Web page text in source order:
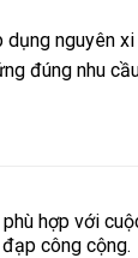
nguyên
đúng nhu
hợp với
công cộng.